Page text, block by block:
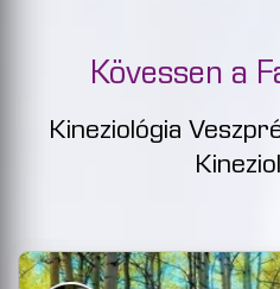
Kövessen a
Kineziológia